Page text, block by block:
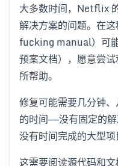
大多数时间，Netflix
解决方案的问题。在
fucking manual）可
预案文档），愿意尝
所帮助。
修复可能需要几分钟
的时间——没有固定的
没有时间完成的大型项
这需要阅读源代码和文